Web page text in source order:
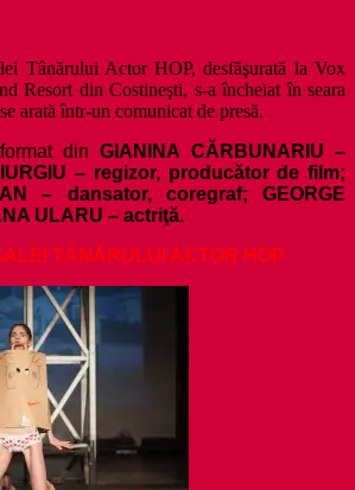
Tânărului Actor HOP, desfăşurată la Vox
Resort din Costineşti, s-a încheiat în seara
arată într-un comunicat de presă.
dinGIANINA CĂRBUNARIU –
– regizor, producător de film;
– dansator, coregraf; GEORGE
ULARU – actriţă.
TÂNĂRULUI ACTOR HOP